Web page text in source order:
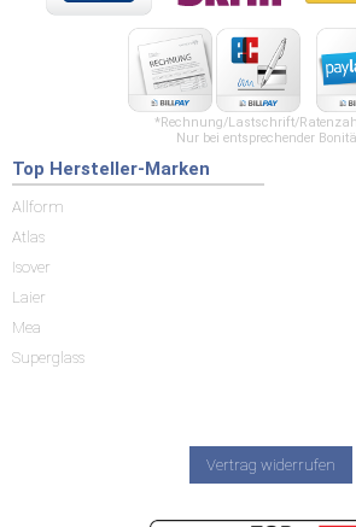
*Rechnung/Lastschrift/
Nur bei entsprechender
Top Hersteller-Marken
Allform
Atlas
Isover
Laier
Mea
Superglass
Vertrag widerrufen